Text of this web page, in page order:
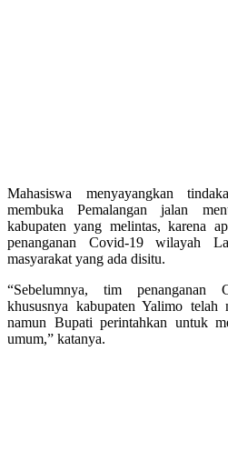
Mahasiswa menyayangkan
membuka Pemalangan jalan
kabupaten yang melintas, karena
penanganan Covid-19 wilayah
masyarakat yang ada disitu.
“Sebelumnya, tim penanganan
khususnya kabupaten Yalimo telah
namun Bupati perintahkan untuk
umum,” katanya.